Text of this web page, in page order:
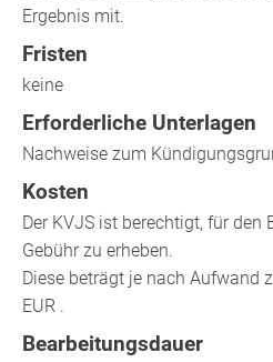
Ergebnis mit.
Fristen
keine
Erforderliche Unterlagen
Nachweise zum
Kosten
Der KVJS ist berechtigt, für
Gebühr zu erheben.
Diese beträgt je nach Aufwand
EUR .
Bearbeitungsdauer